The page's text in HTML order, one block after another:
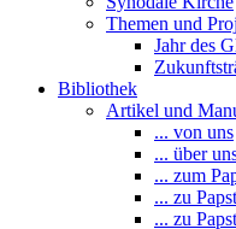
Themen und
Jahr des
Bibliothek
Artikel und
... von uns
... über
... zum
... zu
... zu